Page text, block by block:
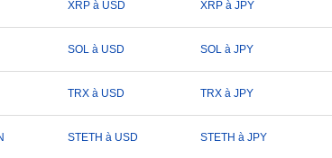
XRP à USD XRP à JPY
SOL à USD SOL à JPY
TRX à USD TRX à JPY
STETH à USD STETH à JPY